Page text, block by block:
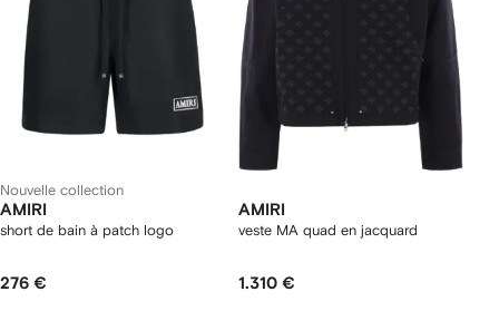
Nouvelle collection
AMIRI
short de bain à patch logo
276 €
AMIRI
veste MA quad en jacquard
1.310 €